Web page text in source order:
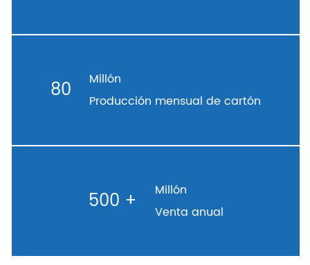
80
Millón
Producción mensual de cartón
500 +
Millón
Venta anual